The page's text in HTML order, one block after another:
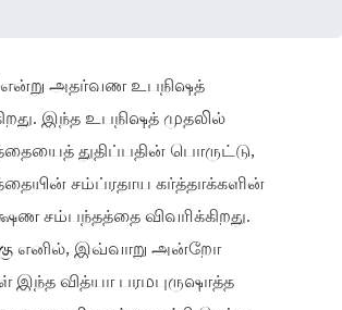
என்று அதர்வண உபநிஷத்
இந்த உபநிஷத் முதலில்
துதிப்பதின் பொருட்டு,
சம்ப்ரதாய கர்த்தாக்களின்
சம்பந்தத்தை விவரிக்கிறது.
எனில், இவ்வாறு அன்றோ
இந்த வித்யா பரமபுருஷாத்த